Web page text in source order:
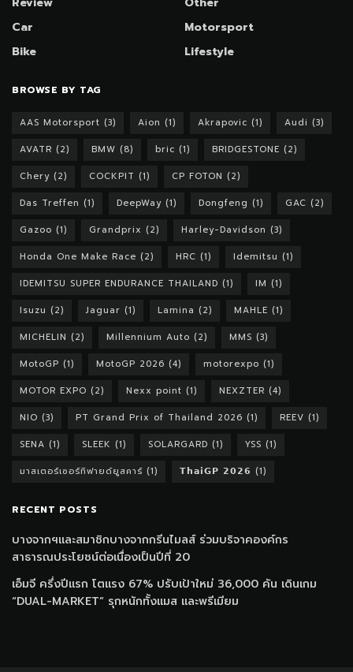
Car
Bike
Motorsport
Lifestyle
BROWSE BY TAG
AAS Motorsport (3) Aion (1) Akrapovic (1) Audi (3)
AVATR (2) BMW (8) bric (1) BRIDGESTONE (2)
Chery (2) COCKPIT (1) CP FOTON (2)
Das Treffen (1) DeepWay (1) Dongfeng (1) GAC (2)
Gazoo (1) Grandprix (2) Harley-Davidson (3)
Honda One Make Race (2) HRC (1) Idemitsu (1)
IDEMITSU SUPER ENDURANCE THAILAND (1) IM (1)
Isuzu (2) Jaguar (1) Lamina (2) MAHLE (1)
MICHELIN (2) Millennium Auto (2) MMS (3)
MotoGP (1) MotoGP 2026 (4) motorexpo (1)
MOTOR EXPO (2) Nexx point (1) NEXZTER (4)
NIO (3) PT Grand Prix of Thailand 2026 (1) REEV (1)
SENA (1) SLEEK (1) SOLARGARD (1) YSS (1)
มาสเตอร์เซอร์ทิฟายด์ยูสคาร์ (1) 𝗧𝗵𝗮𝗶𝗚𝗣 𝟮𝟬𝟮𝟲 (1)
RECENT POSTS
บางจากฯและสมาชิกบางจากกรีนไมลส์ ร่วมบริจาคองค์กร
สาธารณประโยชน์ต่อเนื่องเป็นปีที่ 20
เอ็มจี ครึ่งปีแรก โตแรง 67% ปรับเป้าใหม่ 36,000 คัน เดินเกม
“DUAL-MARKET” รุกหนักทั้งแมส และพรีเมียม